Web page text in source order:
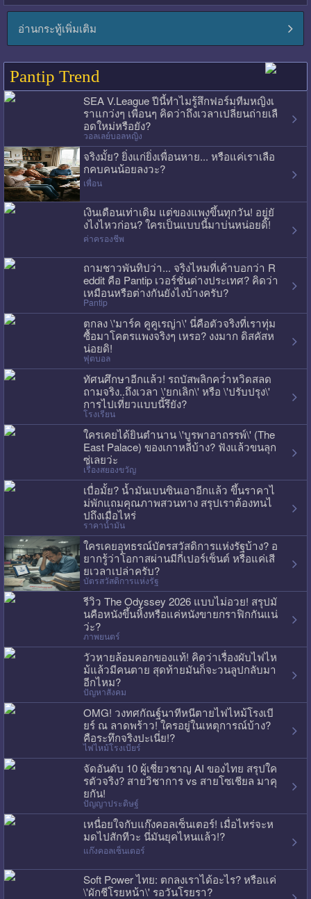
อ่านกระทู้เพิ่มเติม
Pantip Trend
SEA V.League ปีนี้ทำไมรู้สึกฟอร์มทีมหญิงเ
ราแกว่งๆ เพื่อนๆ คิดว่าถึงเวลาเปลี่ยนถ่ายเลื
อดใหม่หรือยัง?
วอลเลย์บอลหญิง
จริงมั้ย? ยิ่งแก่ยิ่งเพื่อนหาย... หรือแค่เราเลือ
กคบคนน้อยลงวะ?
เพื่อน
เงินเดือนเท่าเดิม แต่ของแพงขึ้นทุกวัน! อยู่ยั
งไงไหวก่อน? ใครเป็นแบบนี้มาบ่นหน่อยดิ๊!
ค่าครองชีพ
ถามชาวพันทิปว่า... จริงไหมที่เค้าบอกว่า R
eddit คือ Pantip เวอร์ชั่นต่างประเทศ? คิดว่า
เหมือนหรือต่างกันยังไงบ้างครับ?
Pantip
ตกลง \'มาร์ค คูคูเรญ่า\' นี่คือตัวจริงที่เราทุ่ม
ซื้อมาโคตรแพงจริงๆ เหรอ? งงมาก ดิสคัสห
น่อยดิ!
ฟุตบอล
ทัศนศึกษาอีกแล้ว! รถบัสพลิกคว่ำหวิดสลด
ถามจริง..ถึงเวลา \'ยกเลิก\' หรือ \'ปรับปรุง\'
การไปเที่ยวแบบนี้รึยัง?
โรงเรียน
ใครเคยได้ยินตำนาน \'บูรพาอาถรรพ์\' (The
East Palace) ของเกาหลีบ้าง? ฟังแล้วขนลุก
ซู่เลยว่ะ
เรื่องสยองขวัญ
เบื่อมั้ย? น้ำมันเบนซินเอาอีกแล้ว ขึ้นราคาไ
ม่พักแถมคุณภาพสวนทาง สรุปเราต้องทนไ
ปถึงเมื่อไหร่
ราคาน้ำมัน
ใครเคยอุทธรณ์บัตรสวัสดิการแห่งรัฐบ้าง? อ
ยากรู้ว่าโอกาสผ่านมีกี่เปอร์เซ็นต์ หรือแค่เสี
ยเวลาเปล่าครับ?
บัตรสวัสดิการแห่งรัฐ
รีวิว The Odyssey 2026 แบบไม่อวย! สรุปมั
นคือหนังขึ้นหิ้งหรือแค่หนังขายกราฟิกกันแน่
ว่ะ?
ภาพยนตร์
วัวหายล้อมคอกของแท้! คิดว่าเรื่องผับไฟไห
ม้แล้วมีคนตาย สุดท้ายมันก็จะวนลูปกลับมา
อีกไหม?
ปัญหาสังคม
OMG! วงทศกัณฐ์นาทีหนีตายไฟไหม้โรงเบี
ยร์ ณ ลาดพร้าว! ใครอยู่ในเหตุการณ์บ้าง?
คือระทึกจริงปะเนี่ย!?
ไฟไหม้โรงเบียร์
จัดอันดับ 10 ผู้เชี่ยวชาญ AI ของไทย สรุปใค
รตัวจริง? สายวิชาการ vs สายโซเชียล มาคุ
ยกัน!
ปัญญาประดิษฐ์
เหนื่อยใจกับแก๊งคอลเซ็นเตอร์! เมื่อไหร่จะห
มดไปสักทีวะ นี่มันยุคไหนแล้ว!?
แก๊งคอลเซ็นเตอร์
Soft Power ไทย: ตกลงเราได้อะไร? หรือแค่
\'ผักชีโรยหน้า\' รอวันโรยรา?